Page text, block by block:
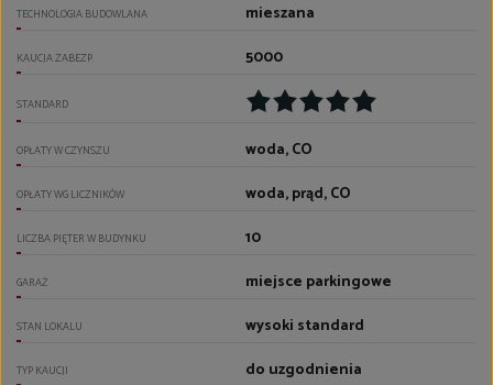
TECHNOLOGIA BUDOWLANA mieszana
KAUCJA ZABEZP. 5000
STANDARD
OPŁATY W CZYNSZU woda, CO
OPŁATY WG LICZNIKÓW woda, prąd, CO
LICZBA PIĘTER W BUDYNKU 10
GARAŻ miejsce parkingowe
STAN LOKALU wysoki standard
TYP KAUCJI do uzgodnienia